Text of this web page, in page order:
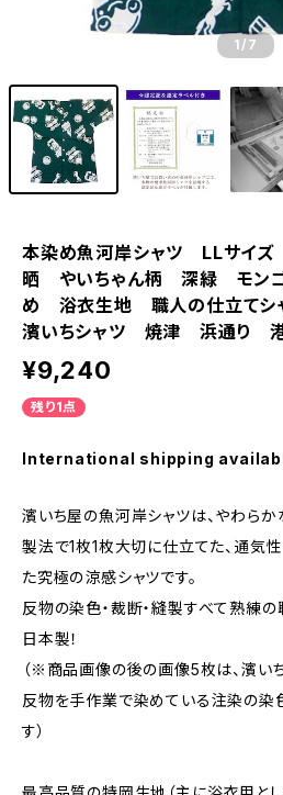
1/7
本染め魚河岸シャツ LLサイ
晒 やいちゃん柄 深緑 モン
め 浴衣生地 職人の仕立てシ
濱いちシャツ 焼津 浜通り
¥9,240
残り1点
International shipping
濱いち屋の魚河岸シャツは、やわら
製法で1枚1枚大切に仕立てた、通気
た究極の涼感シャツです。
反物の染色・裁断・縫製すべて熟練
日本製！
（※商品画像の後の画像5枚は、濱い
反物を手作業で染めている注染の染
す）